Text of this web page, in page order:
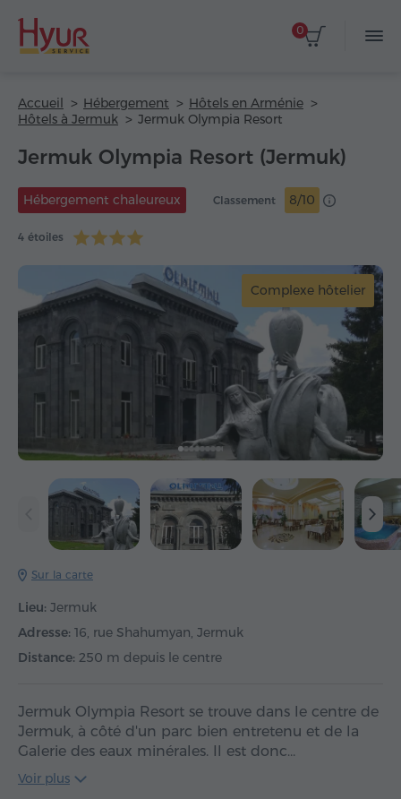
0
Accueil Hébergement
Hôtels en Arménie
Hôtels à Jermuk
Jermuk Olympia Resort
Jermuk Olympia Resort (Jermuk)
Hébergement chaleureux
4 étoiles
Classement 8/10
Complexe hôtelier
Sur la carte
Lieu: Jermuk
Adresse: 16, rue Shahumyan, Jermuk
Distance: 250 m depuis le centre
Jermuk Olympia Resort se trouve dans le centre de
Jermuk, à côté d'un parc bien entretenu et de la
Galerie des eaux minérales. Il est donc…
Voir plus